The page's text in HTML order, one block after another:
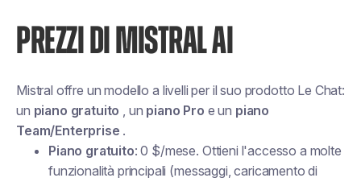
PREZZI DI MISTRAL AI
Mistral offre un modello a livelli per il suo prodotto Le Chat:
un piano gratuito , un piano Pro e un piano
Team/Enterprise .
Piano gratuito: 0 $/mese. Ottieni l'accesso a molte
funzionalità principali (messaggi, caricamento di